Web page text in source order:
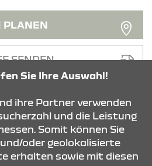
PLANEN
SENDEN
ist unentgeltlich.
unabhängig von der
durch diese nicht
Sie Ihre Auswahl!
ihre Partner verwenden
und die Leistung
Somit können Sie
oder geolokalisierte
erhalten sowie mit diesen